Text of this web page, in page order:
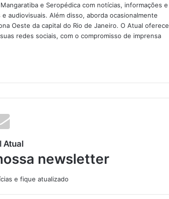
e Seropédica com notícias, informações e
audiovisuais. Além disso, aborda ocasionalmente
Oeste da capital do Rio de Janeiro. O Atual oferece
redes sociais, com o compromisso de imprensa
Atual
newsletter
e fique atualizado